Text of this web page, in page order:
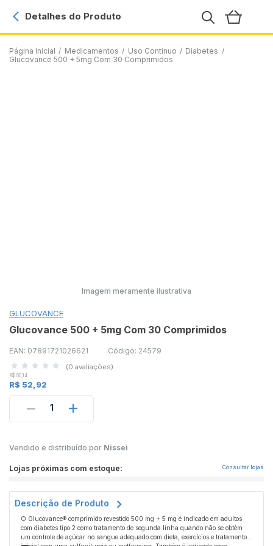
Página Inicial / Medicamentos / Uso Contínuo / Diabetes /
Glucovance 500 + 5mg Com 30 Comprimidos
Detalhes do Produto
Imagem meramente ilustrativa
GLUCOVANCE
Glucovance 500 + 5mg Com 30 Comprimidos
EAN: 07891721026621 Código: 24579
(0 avaliações)
R$ 60,14
R$ 52,92
1
Vendido e distribuído por Nissei
Lojas próximas com estoque: Consultar lojas
Descrição de Produto
O Glucovance® comprimido revestido 500 mg + 5 mg é indicado em adultos
com diabetes tipo 2 como tratamento de segunda linha quando não se obtém
um controle de açúcar no sangue adequado com dieta, exercícios e tratamento